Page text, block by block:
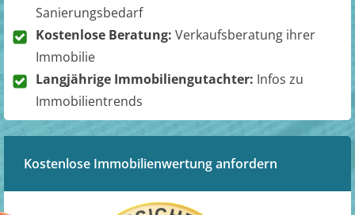
Sanierungsbedarf
Kostenlose Beratung: Verkaufsberatung ihrer
Immobilie
Langjährige Immobiliengutachter: Infos zu
Immobilientrends
Kostenlose Immobilienwertung anfordern